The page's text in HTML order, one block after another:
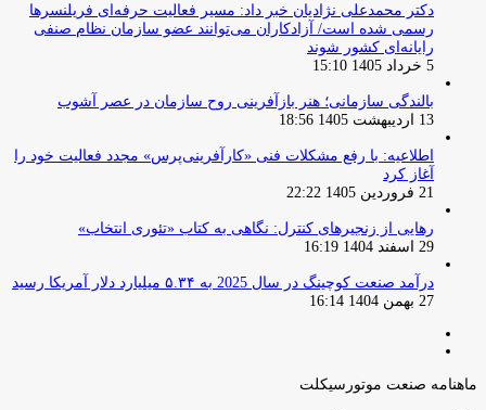
دکتر محمدعلی نژادیان خبر داد: مسیر فعالیت حرفه‌ای فریلنسرها
رسمی شده است/ آزادکاران می‌توانند عضو سازمان نظام صنفی
رایانه‌ای کشور شوند
5 خرداد 1405 15:10
بالندگی سازمانی؛ هنر بازآفرینی روح سازمان در عصر آشوب
13 اردیبهشت 1405 18:56
اطلاعیه: با رفع مشکلات فنی «کارآفرینی‌پرس» مجدد فعالیت خود را
آغاز کرد
21 فروردین 1405 22:22
رهایی از زنجیرهای کنترل: نگاهی به کتاب «تئوری انتخاب»
29 اسفند 1404 16:19
درآمد صنعت کوچینگ در سال 2025 به ۵.۳۴ میلیارد دلار آمریکا رسید
27 بهمن 1404 16:14
ماهنامه صنعت موتورسیکلت